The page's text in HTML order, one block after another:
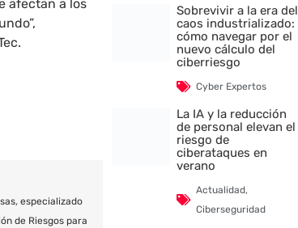
afectan a los
especializado
de Riesgos para
Sobrevivir a la era del
caos industrializado:
cómo navegar por el
nuevo cálculo del
ciberriesgo
Cyber Expertos
La IA y la reducción
de personal elevan el
riesgo de
ciberataques en
verano
Actualidad,
Ciberseguridad